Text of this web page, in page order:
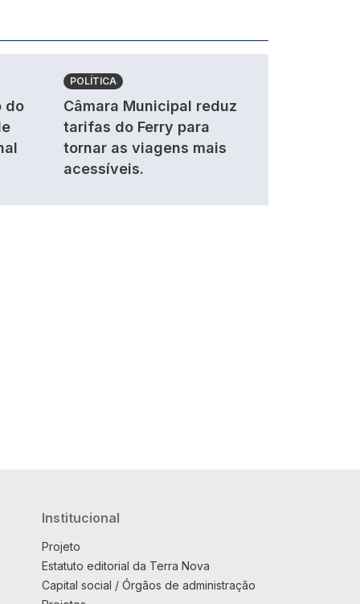
do
POLÍTICA
Câmara Municipal reduz
tarifas do Ferry para
tornar as viagens mais
acessíveis.
Institucional
Projeto
Estatuto editorial da Terra Nova
Capital social / Órgãos de administração